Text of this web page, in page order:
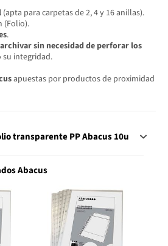
(apta para carpetas de 2, 4 y 16 anillas).
(Folio).
.
archivar sin necesidad de perforar los
su integridad.
apuestas por productos de proximidad
transparente PP Abacus 10u
Abacus